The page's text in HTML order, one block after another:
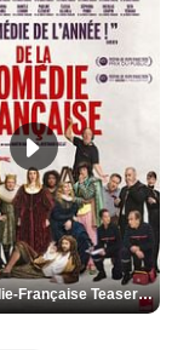
De la Comédie-Française Teaser VF